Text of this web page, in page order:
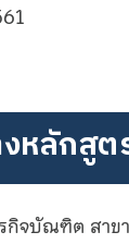
หลักสูต
จบัณฑิต สาข